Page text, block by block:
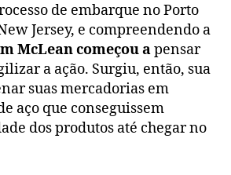
de embarque no Porto
Jersey, e compreendendo a
McLean começou apensar
a ação. Surgiu, então, sua
suas mercadorias em
aço que conseguissem
dos produtos até chegar no